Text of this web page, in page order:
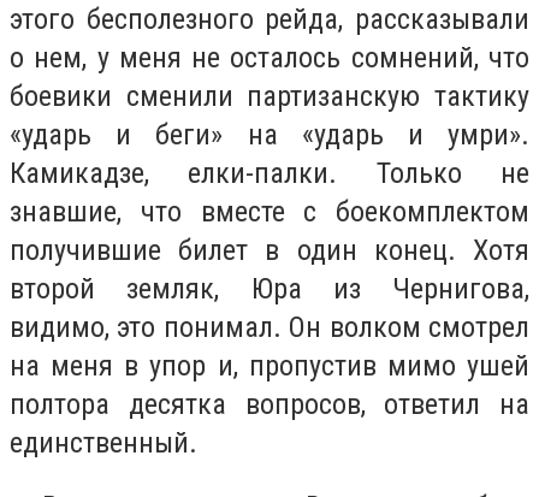
этого бесполезного рейда, рассказывали
о нем, у меня не осталось сомнений, что
боевики сменили партизанскую тактику
«ударь и беги» на «ударь и умри».
Камикадзе, елки-палки. Только не
знавшие, что вместе с боекомплектом
получившие билет в один конец. Хотя
второй земляк, Юра из Чернигова,
видимо, это понимал. Он волком смотрел
на меня в упор и, пропустив мимо ушей
полтора десятка вопросов, ответил на
единственный.